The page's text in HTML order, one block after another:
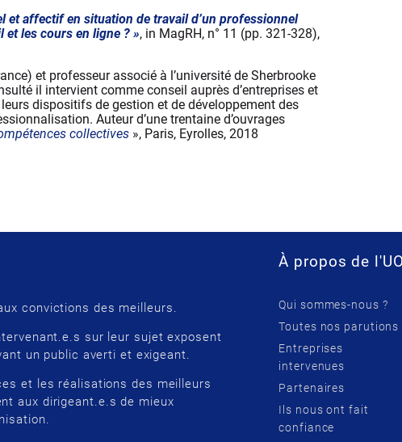
et affectif en situation de travail d’un professionnel
et les cours en ligne ? », in MagRH, n° 11 (pp. 321-328),
et professeur associé à l’université de Sherbrooke
il intervient comme conseil auprès d’entreprises et
dispositifs de gestion et de développement des
Auteur d’une trentaine d’ouvrages
collectives », Paris, Eyrolles, 2018
convictions des meilleurs.
sur leur sujet exposent
un public averti et exigeant.
et les réalisations des meilleurs
aux dirigeant.e.s de mieux
À propos de
Qui sommes-nous ?
Toutes nos parutions
Entreprises
intervenues
Partenaires
Ils nous ont fait
confiance